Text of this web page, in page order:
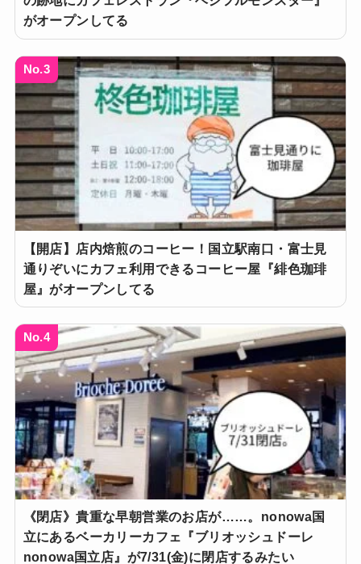
がオープンしてる
No.3
【開店】店内焙煎のコーヒー！国立駅南口・富士見
通りぞいにカフェ利用できるコーヒー屋『緋色珈琲
屋』がオープンしてる
No.4
《閉店》貴重な早朝営業のお店が……。nonowa国
立にあるベーカリーカフェ『ブリオッシュドーレ
nonowa国立店』が7/31(金)に閉店するみたい